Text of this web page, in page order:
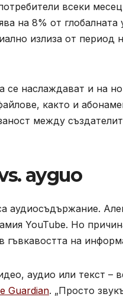
всеки
на 8% от глобалната
излиза от период
се наслаждават и на
както и
между
аудио
аудиосъдържание.
YouTube. Но
на
аудио или текст –
Guardian. „Просто